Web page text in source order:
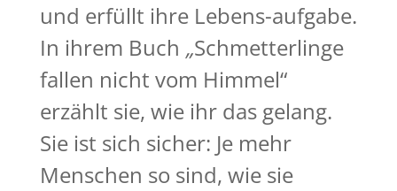
und erfüllt ihre Lebens-aufgabe.
In ihrem Buch „Schmetterlinge
fallen nicht vom Himmel“
erzählt sie, wie ihr das gelang.
Sie ist sich sicher: Je mehr
Menschen so sind, wie sie